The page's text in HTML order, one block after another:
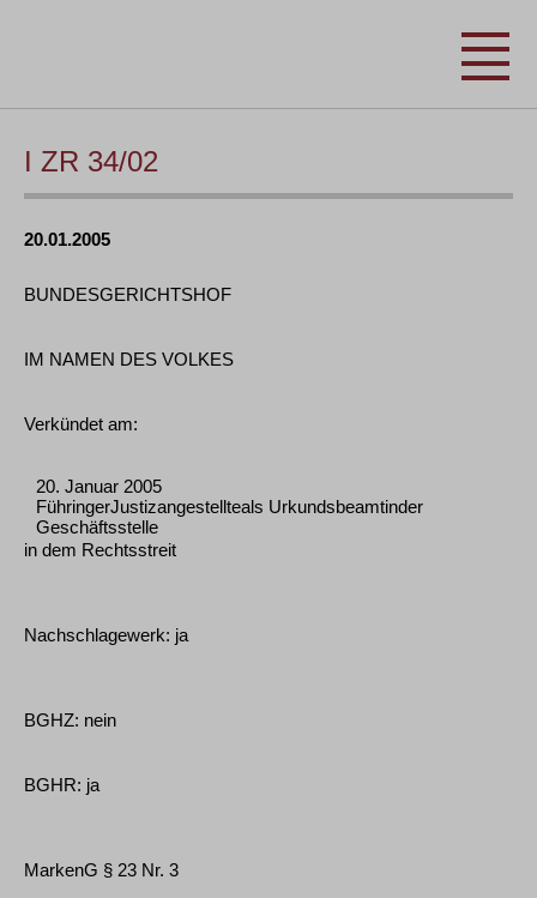
I ZR 34/02
20.01.2005
BUNDESGERICHTSHOF
IM NAMEN DES VOLKES
Verkündet am:
20. Januar 2005
FühringerJustizangestellteals Urkundsbeamtinder
Geschäftsstelle
in dem Rechtsstreit
Nachschlagewerk: ja
BGHZ: nein
BGHR: ja
MarkenG § 23 Nr. 3